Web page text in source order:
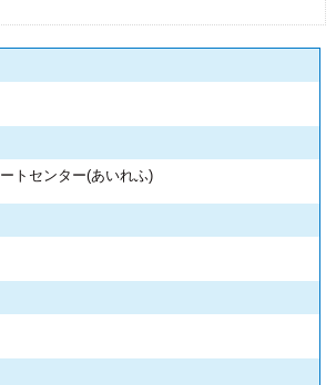
トセンター(あいれふ)